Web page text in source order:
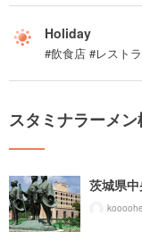
Holiday
#飲食店 #レスト
スタミナラーメ
茨城県